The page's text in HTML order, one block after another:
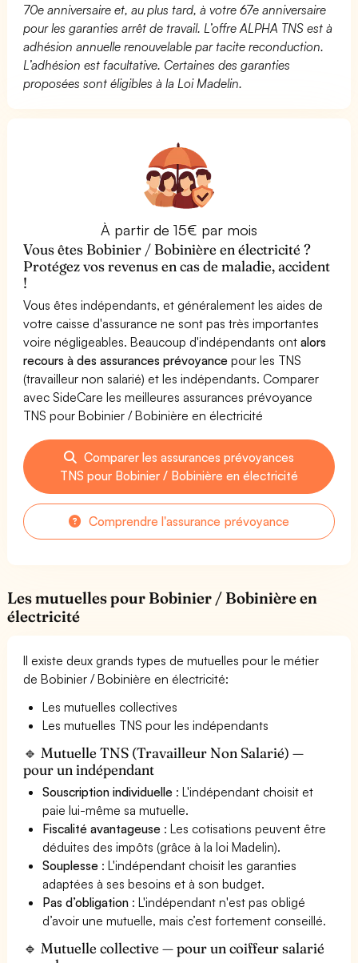
70e anniversaire et, au plus tard, à votre 67e anniversaire
pour les garanties arrêt de travail. L’offre ALPHA TNS est à
adhésion annuelle renouvelable par tacite reconduction.
L’adhésion est facultative. Certaines des garanties
proposées sont éligibles à la Loi Madelin.
À partir de 15€ par mois
Vous êtes Bobinier / Bobinière en électricité ?
Protégez vos revenus en cas de maladie, accident
!
Vous êtes indépendants, et généralement les aides de
votre caisse d'assurance ne sont pas très importantes
voire négligeables. Beaucoup d'indépendants ontalors
recours à des assurances prévoyance pour les TNS
(travailleur non salarié) et les indépendants. Comparer
avec SideCare les meilleures assurances prévoyance
TNS pour Bobinier / Bobinière en électricité
Comparer les assurances prévoyances
TNS pour Bobinier / Bobinière en électricité
Comprendre l'assurance prévoyance
Les mutuelles pour Bobinier / Bobinière en
électricité
Il existe deux grands types de mutuelles pour le métier
de Bobinier / Bobinière en électricité:
Les mutuelles collectives
Les mutuelles TNS pour les indépendants
🔹 Mutuelle TNS (Travailleur Non Salarié) —
pour un indépendant
Souscription individuelle : L'indépendant choisit et
paie lui-même sa mutuelle.
Fiscalité avantageuse : Les cotisations peuvent être
déduites des impôts (grâce à la loi Madelin).
Souplesse : L'indépendant choisit les garanties
adaptées à ses besoins et à son budget.
Pas d’obligation : L'indépendant n'est pas obligé
d’avoir une mutuelle, mais c’est fortement conseillé.
🔹 Mutuelle collective — pour un coiffeur salarié